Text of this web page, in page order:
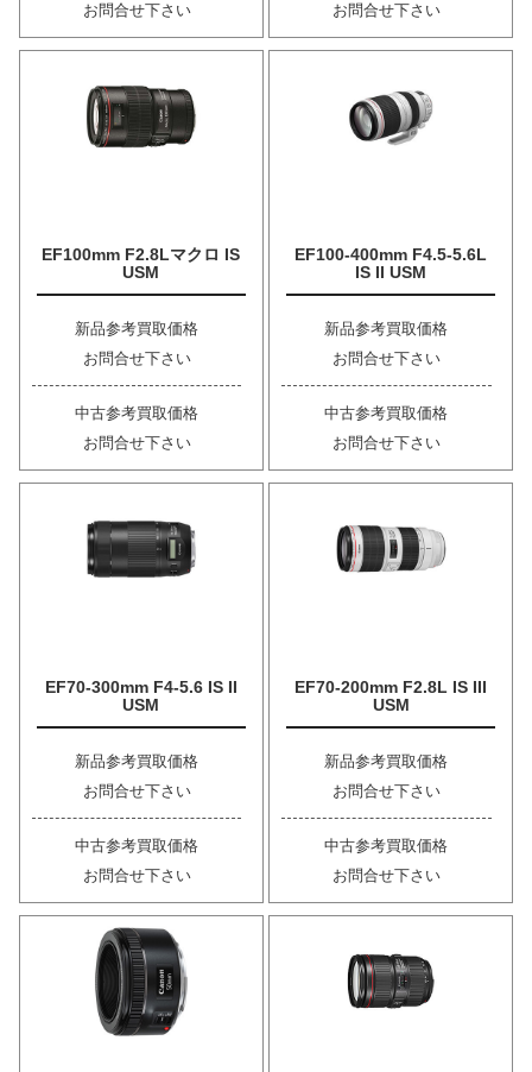
お問合せ下さい
お問合せ下さい
EF100mm F2.8Lマクロ IS
USM
新品参考買取価格
お問合せ下さい
中古参考買取価格
お問合せ下さい
EF100-400mm F4.5-5.6L
IS II USM
新品参考買取価格
お問合せ下さい
中古参考買取価格
お問合せ下さい
EF70-300mm F4-5.6 IS II
USM
新品参考買取価格
お問合せ下さい
中古参考買取価格
お問合せ下さい
EF70-200mm F2.8L IS III
USM
新品参考買取価格
お問合せ下さい
中古参考買取価格
お問合せ下さい